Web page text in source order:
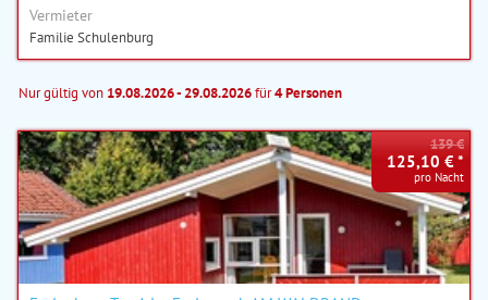
Vermieter
Familie Schulenburg
Nur gültig von 19.08.2026 - 29.08.2026für4 Personen
139 €
125,10 € *
pro Nacht